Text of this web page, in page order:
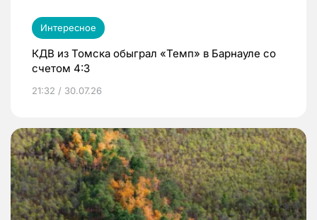
Интересное
КДВ из Томска обыграл «Темп» в Барнауле со
счетом 4:3
21:32 / 30.07.26